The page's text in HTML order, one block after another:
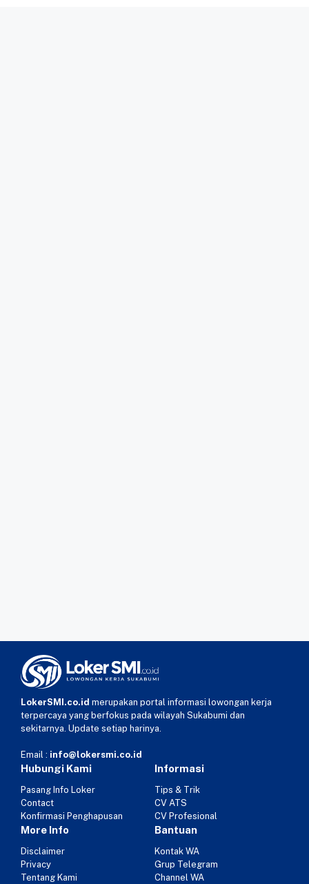
LokerSMI.co.id merupakan portal informasi lowongan kerja
terpercaya yang berfokus pada wilayah Sukabumi dan
sekitarnya. Update setiap harinya.
Email : info@lokersmi.co.id
Hubungi Kami
Pasang Info Loker
Contact
Konfirmasi Penghapusan
Informasi
Tips & Trik
CV ATS
CV Profesional
More Info
Disclaimer
Privacy
Tentang Kami
Bantuan
Kontak WA
Grup Telegram
Channel WA